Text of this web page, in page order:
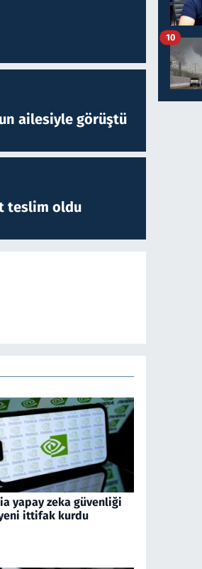
ailesiyle görüştü
teslim oldu
yapay zeka güvenliği
ittifak kurdu
10